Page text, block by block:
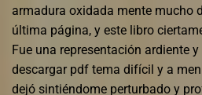
armadura oxidada mente mucho
última página, y este libro
Fue una representación ardiente
descargar pdf tema difícil y a
dejó sintiéndome perturbado y